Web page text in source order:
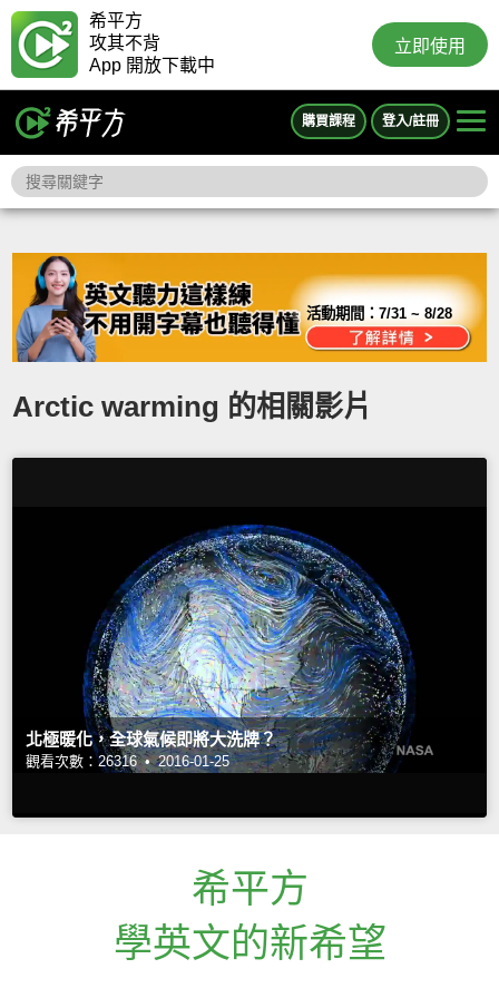
希平方
攻其不背
App 開放下載中
立即使用
購買課程 登入/註冊
活動期間：7/31 ~ 8/28
Arctic warming 的相關影片
北極暖化，全球氣候即將大洗牌？
觀看次數：26316 • 2016-01-25
希平方
學英文的新希望